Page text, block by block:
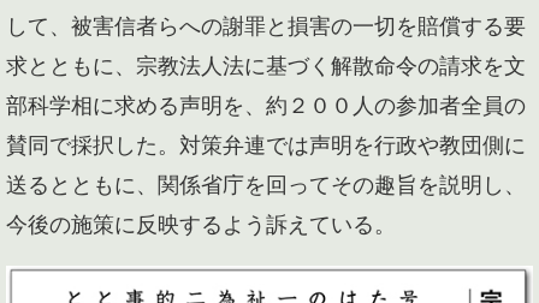
して、被害信者らへの謝罪と損害の一切を賠償する要
求とともに、宗教法人法に基づく解散命令の請求を文
部科学相に求める声明を、約２００人の参加者全員の
賛同で採択した。対策弁連では声明を行政や教団側に
送るとともに、関係省庁を回ってその趣旨を説明し、
今後の施策に反映するよう訴えている。